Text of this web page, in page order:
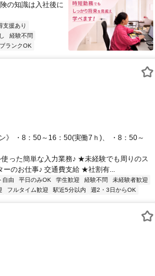
の知識は入社後に
支援あり
経験不問
ブランクOK
》 ・8：50～16：50(実働7ｈ)、 ・8：50～
った簡単な入力業務♪ ★未経験でも周りのス
ーのお仕事♪ 交通費支給 ★社割有...
自由 平日のみOK 学生歓迎 経験不問
未経験者歓迎
フルタイム歓迎 駅近5分以内 週2・3日からOK